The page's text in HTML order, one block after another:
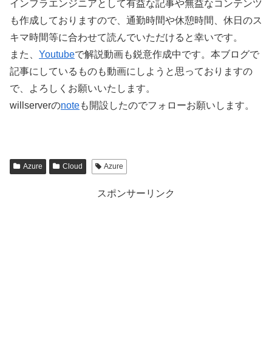
インフラエンジニアとして有益な記事や無益なコンテンツ
も作成しておりますので、通勤時間や休憩時間、休日のス
キマ時間等に合わせて読んでいただけると幸いです。
また、 Youtubeで解説動画も鋭意作成中です。本ブログで
記事にしているものも動画にしようと思っておりますの
で、よろしくお願いいたします。
willserverのnoteも開設したのでフォローお願いします。
Azure Cloud Azure
スポンサーリンク